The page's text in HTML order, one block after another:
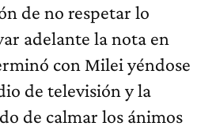
de no respetar lo
adelante la nota en
con Milei yéndose
de televisión y la
de calmar los ánimos